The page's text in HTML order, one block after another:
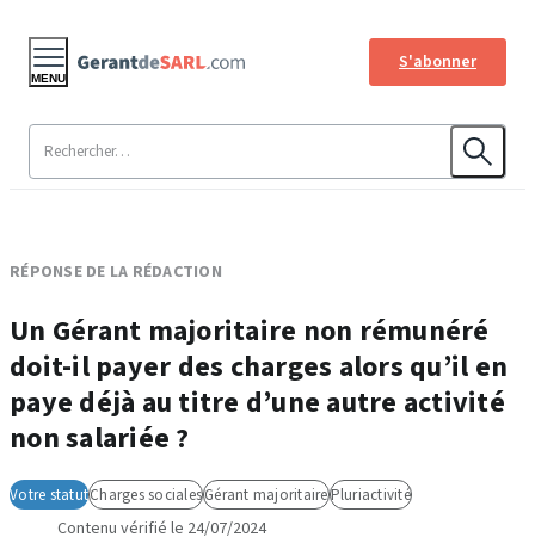
S'abonner
MENU
RÉPONSE DE LA RÉDACTION
Un Gérant majoritaire non rémunéré
doit-il payer des charges alors qu’il en
paye déjà au titre d’une autre activité
non salariée ?
Votre statutCharges socialesGérant majoritairePluriactivité
Contenu vérifié le 24/07/2024